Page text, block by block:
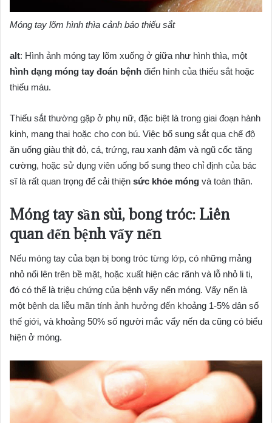
Móng tay lõm hình thìa cảnh báo thiếu sắt
alt: Hình ảnh móng tay lõm xuống ở giữa như hình thìa, một
hình dạng móng tay đoán bệnh điển hình của thiếu sắt hoặc
thiếu máu.
Thiếu sắt thường gặp ở phụ nữ, đặc biệt là trong giai đoạn hành
kinh, mang thai hoặc cho con bú. Việc bổ sung sắt qua chế độ
ăn uống giàu thịt đỏ, cá, trứng, rau xanh đậm và ngũ cốc tăng
cường, hoặc sử dụng viên uống bổ sung theo chỉ định của bác
sĩ là rất quan trọng để cải thiện sức khỏe móng và toàn thân.
Móng tay sần sùi, bong tróc: Liên
quan đến bệnh vẩy nến
Nếu móng tay của bạn bị bong tróc từng lớp, có những mảng
nhỏ nổi lên trên bề mặt, hoặc xuất hiện các rãnh và lỗ nhỏ li ti,
đó có thể là triệu chứng của bệnh vẩy nến móng. Vẩy nến là
một bệnh da liễu mãn tính ảnh hưởng đến khoảng 1-5% dân số
thế giới, và khoảng 50% số người mắc vẩy nến da cũng có biểu
hiện ở móng.